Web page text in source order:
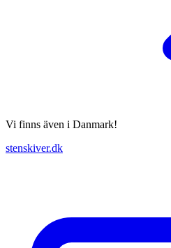
Vi finns även i Danmark!
stenskiver.dk